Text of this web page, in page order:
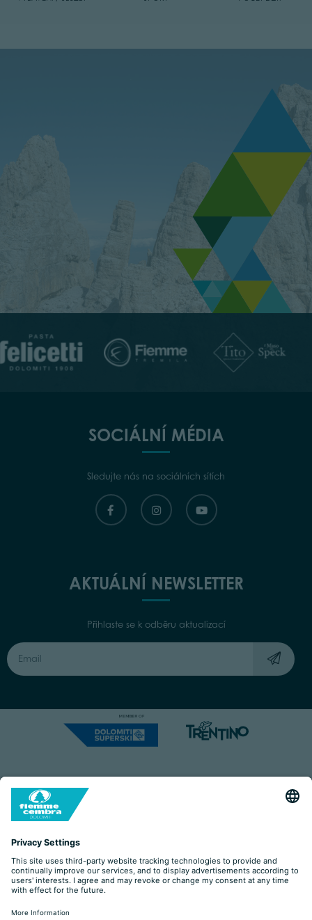
SOCIÁLNÍ MÉDIA
Sledujte nás na sociálních sítích
AKTUÁLNÍ NEWSLETTER
Přihlaste se k odběru aktualizací
Capitale Sociale: Euro 220.000,00 | VAT: 01901280220
COOKIES IMPRINT